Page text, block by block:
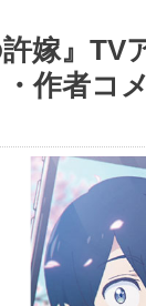
嫁』TV
作者コ